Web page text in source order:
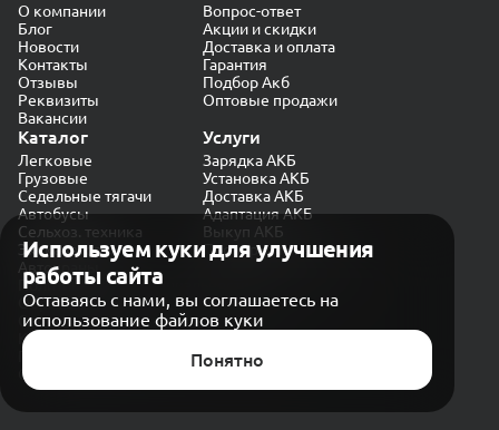
Используем куки для улучшения
работы сайта
Оставаясь с нами, вы соглашаетесь на
использование файлов куки
Понятно
О компании
Блог
Новости
Контакты
Отзывы
Реквизиты
Вакансии
Вопрос-ответ
Акции и скидки
Доставка и оплата
Гарантия
Подбор Акб
Оптовые продажи
Каталог
Легковые
Грузовые
Седельные тягачи
Автобусы
Сельхоз. техника
Экскаваторы
Автокраны
Услуги
Зарядка АКБ
Установка АКБ
Доставка АКБ
Адаптация АКБ
Выкуп АКБ
Проверка генератора
Политика конфиденциальности
Обработка персональных данных
Согласие на обработку в «Яндекс.Метрика»
Карта сайта
© CARAKB 2026. Все права защищены